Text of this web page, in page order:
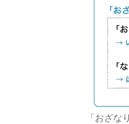
「おざな